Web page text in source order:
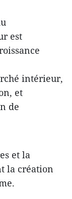
est
intérieur,
et
de
et la
la création